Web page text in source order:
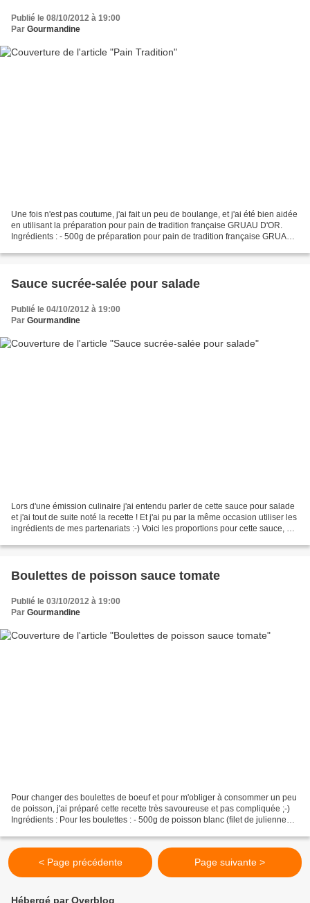
Publié le 08/10/2012 à 19:00
Par Gourmandine
Une fois n'est pas coutume, j'ai fait un peu de boulange, et j'ai été bien aidée
en utilisant la préparation pour pain de tradition française GRUAU D'OR.
Ingrédients : - 500g de préparation pour pain de tradition française GRUAU
Sauce sucrée-salée pour salade
Publié le 04/10/2012 à 19:00
Par Gourmandine
Lors d'une émission culinaire j'ai entendu parler de cette sauce pour salade
et j'ai tout de suite noté la recette ! Et j'ai pu par la même occasion utiliser les
ingrédients de mes partenariats :-) Voici les proportions pour cette sauce, à
Boulettes de poisson sauce tomate
Publié le 03/10/2012 à 19:00
Par Gourmandine
Pour changer des boulettes de boeuf et pour m'obliger à consommer un peu
de poisson, j'ai préparé cette recette très savoureuse et pas compliquée ;-)
Ingrédients : Pour les boulettes : - 500g de poisson blanc (filet de julienne
< Page précédente Page suivante >
Hébergé par Overblog